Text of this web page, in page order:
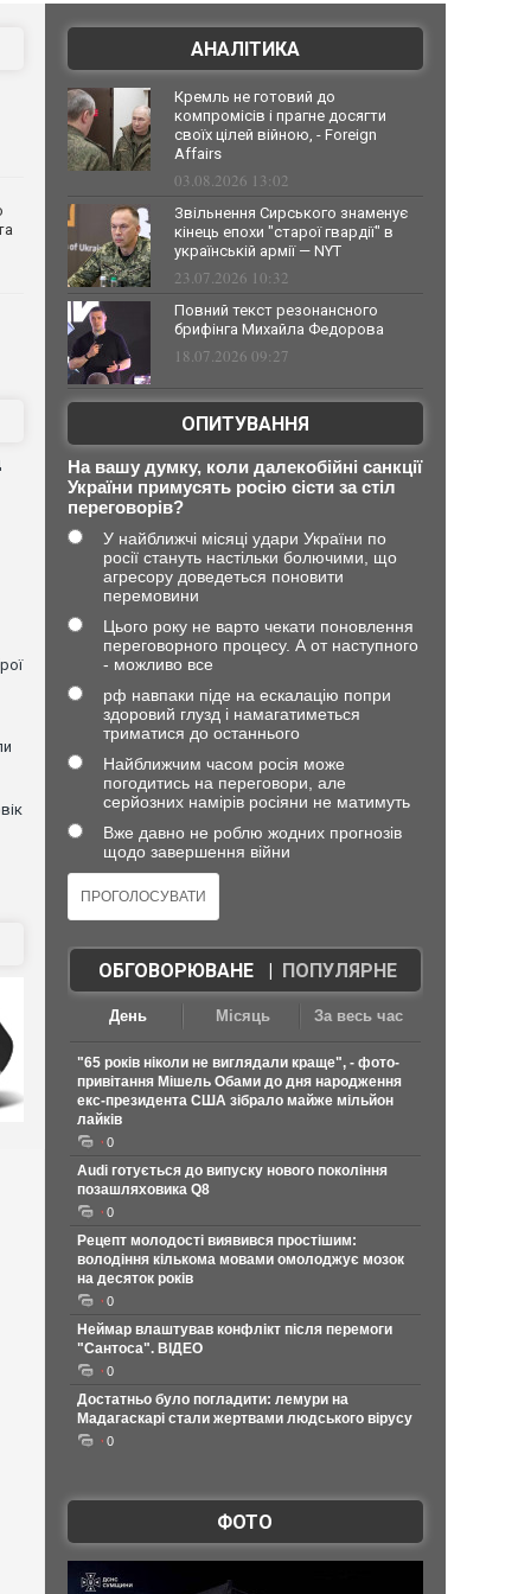
АНАЛІТИКА
Кремль не готовий до
компромісів і прагне досягти
своїх цілей війною, - Foreign
Affairs
03.08.2026 13:02
Звільнення Сирського знаменує
кінець епохи "старої гвардії" в
українській армії — NYT
23.07.2026 10:32
Повний текст резонансного
брифінга Михайла Федорова
18.07.2026 09:27
ОПИТУВАННЯ
На вашу думку, коли далекобійні санкції
України примусять росію сісти за стіл
переговорів?
У найближчі місяці удари України по
росії стануть настільки болючими, що
агресору доведеться поновити
перемовини
Цього року не варто чекати поновлення
переговорного процесу. А от наступного
- можливо все
рф навпаки піде на ескалацію попри
здоровий глузд і намагатиметься
триматися до останнього
Найближчим часом росія може
погодитись на переговори, але
серйозних намірів росіяни не матимуть
Вже давно не роблю жодних прогнозів
щодо завершення війни
ОБГОВОРЮВАНЕ| ПОПУЛЯРНЕ
День Місяць За весь час
"65 років ніколи не виглядали краще", - фото-
привітання Мішель Обами до дня народження
екс-президента США зібрало майже мільйон
лайків
0
Audi готується до випуску нового покоління
позашляховика Q8
0
Рецепт молодості виявився простішим:
володіння кількома мовами омолоджує мозок
на десяток років
0
Неймар влаштував конфлікт після перемоги
"Сантоса". ВІДЕО
0
Достатньо було погладити: лемури на
Мадагаскарі стали жертвами людського вірусу
0
ФОТО